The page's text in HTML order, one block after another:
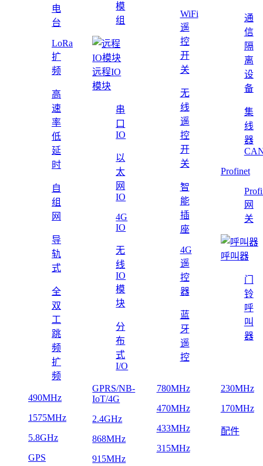
电
台
LoRa
扩
频
高
速
率
低
延
时
自
组
网
导
轨
式
全
双
工
跳
频
扩
频
模
组
远程IO
模块
串
口
IO
以
太
网
IO
4G
IO
无
线
IO
模
块
分
布
式
I/O
WiFi
遥
控
开
关
无
线
遥
控
开
关
智
能
插
座
4G
遥
控
器
蓝
牙
遥
控
通
信
隔
离
设
备
集
线
器
Profinet
网
关
呼叫器
门
铃
呼
叫
器
490MHz
1575MHz
5.8GHz
GPS
GPRS/NB-
IoT/4G
2.4GHz
868MHz
915MHz
780MHz
470MHz
433MHz
315MHz
230MHz
170MHz
配件